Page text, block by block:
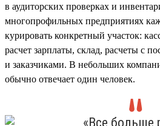
в аудиторских проверках и
многопрофильных предприятиях
курировать конкретный участок:
расчет зарплаты, склад, расчеты с
и заказчиками. В небольших
обычно отвечает один человек.
«Все больше